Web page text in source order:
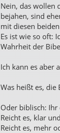
Nein, das wollen
bejahen, sind
mit diesen
Es ist wie so oft:
Wahrheit der
Ich kann es aber
Was heißt es, die
Oder biblisch: Ihr
Reicht es, klar
Reicht es, mehr